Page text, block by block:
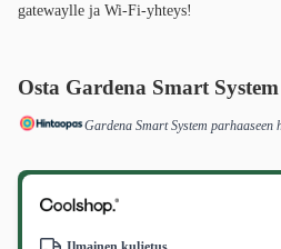
gatewaylle ja Wi-Fi-yhteys!
Osta Gardena Smart System
Gardena Smart System parhaaseen